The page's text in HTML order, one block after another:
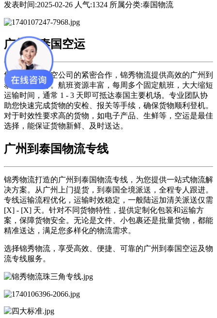
发表时间:2025-02-26 人气:1324 所属分类:泰国物流
广州到泰国空运
凭借与多家航空公司的紧密合作，锦秀物流提供高效的广州到
泰国空运服务。航班资源丰富，每周多个固定航班，大大缩短
运输时间，通常 1 - 3 天即可抵达泰国主要机场。专业团队协
助您快速完成货物的安检、报关等手续，确保货物顺利登机。
对于时效性要求高的货物，如电子产品、生鲜等，空运是最佳
选择，能保证货物新鲜、及时送达。
广州到泰国物流专线
锦秀物流打造的广州到泰国物流专线，为您提供一站式物流解
决方案。从广州上门提货，到泰国全境派送，全程专人跟进。
专线运输流程优化，运输时效稳定，一般陆运加清关派送仅需
[X] - [X] 天。针对不同货物特性，提供定制化包装和运输方
案，保障货物安全。无论是文件、小包裹还是批量货物，都能
精准送达，满足您多样化的物流需求。
选择锦秀物流，享受高效、便捷、可靠的广州到泰国空运及物
流专线服务。